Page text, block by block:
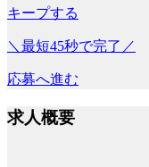
キープする
＼最短45秒で完了／
応募へ進む
求人概要